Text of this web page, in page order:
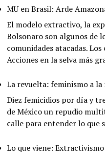
MU en Brasil: Arde
El modelo extractivo, la
Bolsonaro son algunos de
comunidades atacadas.
Acciones en la selva más
La revuelta: feminismo a la
Diez femicidios por día y
de México un repudio
calle para entender lo que
Lo que viene: